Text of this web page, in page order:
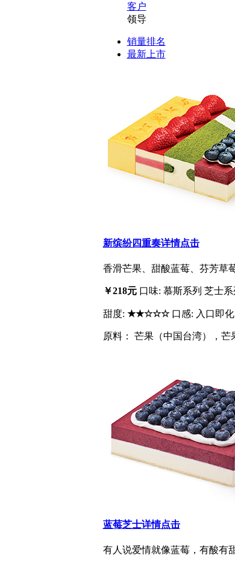
客户
领导
销量排名
最新上市
新缤纷四重奏详情点击
香滑芒果、甜酸蓝莓、芬芳草
￥218元 口味: 慕斯系列 芝士系
甜度: ★★☆☆☆ 口感: 入口即
原料： 芒果（中国台湾），
蓝莓芝士详情点击
有人说爱情就像蓝莓，有酸有